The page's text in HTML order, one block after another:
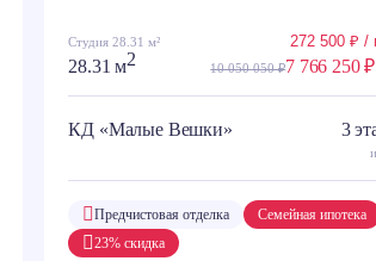
Студия 28.31 м²
28.31 м2
272 500 ₽ /
10 050 050 ₽7 766 250 ₽
КД «Малые Вешки» 3
23% скидка
Предчистовая отделка Семейная ипотека